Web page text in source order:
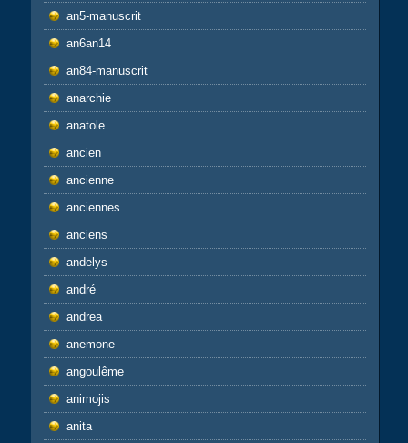
an5-manuscrit
an6an14
an84-manuscrit
anarchie
anatole
ancien
ancienne
anciennes
anciens
andelys
andré
andrea
anemone
angoulême
animojis
anita